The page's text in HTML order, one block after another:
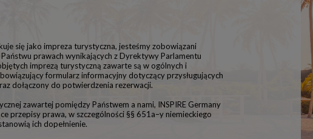
się jako impreza turystyczna, jesteśmy zobowiązani
prawach wynikających z Dyrektywy Parlamentu
imprezą turystyczną zawarte są w ogólnych i
formularz informacyjny dotyczący przysługujących
dołączony do potwierdzenia rezerwacji.
zawartej pomiędzy Państwem a nami, INSPIRE Germany
przepisy prawa, w szczególności §§ 651a–y niemieckiego
ich dopełnienie.